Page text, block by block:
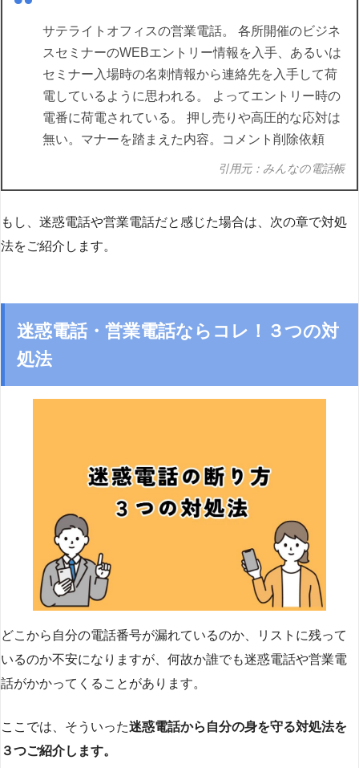
サテライトオフィスの営業電話。 各所開催のビジネ
スセミナーのWEBエントリー情報を入手、あるいは
セミナー入場時の名刺情報から連絡先を入手して荷
電しているように思われる。 よってエントリー時の
電番に荷電されている。 押し売りや高圧的な応対は
無い。マナーを踏まえた内容。コメント削除依頼
引用元：みんなの電話帳
もし、迷惑電話や営業電話だと感じた場合は、次の章で対処
法をご紹介します。
迷惑電話・営業電話ならコレ！３つの対
処法
どこから自分の電話番号が漏れているのか、リストに残って
いるのか不安になりますが、何故か誰でも迷惑電話や営業電
話がかかってくることがあります。
ここでは、そういった迷惑電話から自分の身を守る対処法を
３つご紹介します。